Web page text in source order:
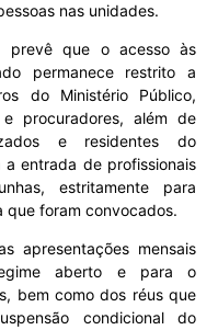
nas unidades.
prevê que o acesso às
permanece restrito a
do Ministério Público,
procuradores, além de
e residentes do
entrada de profissionais
estritamente para
que foram convocados.
apresentações mensais
aberto e para o
bem como dos réus que
condicional do